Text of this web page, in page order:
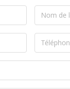
Nom
de
l'entreprise
Téléphone